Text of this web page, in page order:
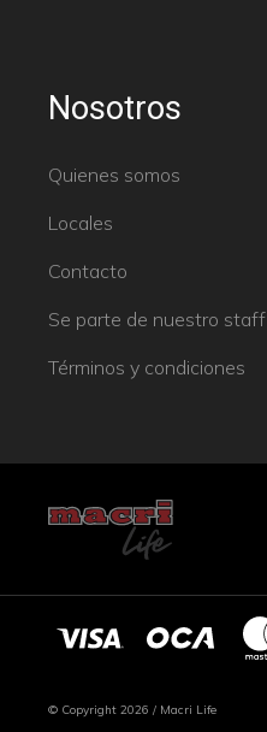
Nosotros
Quienes somos
Locales
Contacto
Se parte de nuestro staff
Términos y condiciones
© Copyright 2026 / Macri Life